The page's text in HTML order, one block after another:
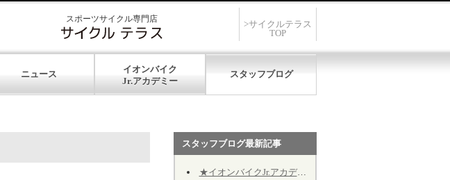
スポーツサイクル専門店
>サイクルテラス
TOP
ニュース イオンバイク スタッフブログ
スタッフブログ最新記事
★イオンバイクJr.アカデミー★第12期★第５回★明日7/19、開催致します★